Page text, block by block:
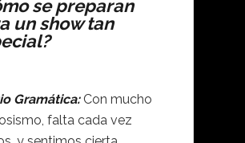
se preparan
un show tan
Gramática:Con mucho
falta cada vez